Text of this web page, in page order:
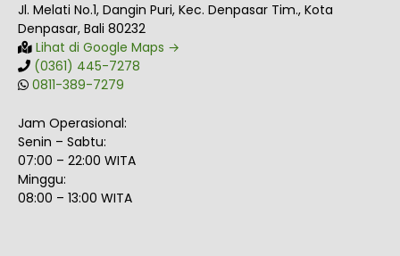
Jl. Melati No.1, Dangin Puri, Kec. Denpasar Tim., Kota
Denpasar, Bali 80232
Lihat di Google Maps →
(0361) 445-7278
0811-389-7279
Jam Operasional:
Senin – Sabtu:
07:00 – 22:00 WITA
Minggu:
08:00 – 13:00 WITA